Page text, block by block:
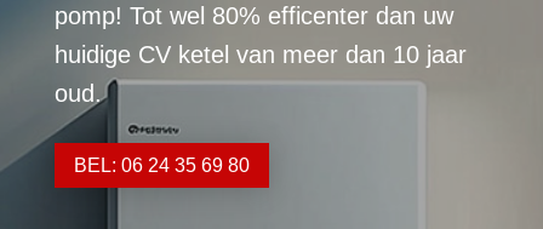
pomp! Tot wel 80% efficenter dan uw
huidige CV ketel van meer dan 10 jaar
oud.
BEL: 06 24 35 69 80